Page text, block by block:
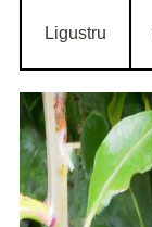
Ligustru